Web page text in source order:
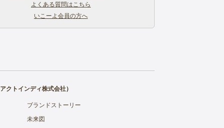
よくある質問はこちら
いこーよ会員の方へ
アクトインディ株式会社）
ブランドストーリー
未来図